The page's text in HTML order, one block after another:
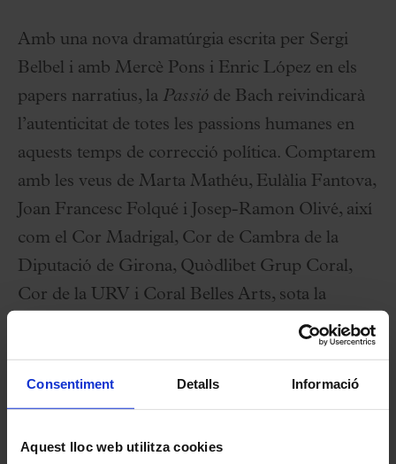
Consentiment Detalls Informació
Aquest lloc web utilitza cookies
Amb una nova dramatúrgia escrita per Sergi
Belbel i amb Mercè Pons i Enric López en els
papers narratius, la Passió de Bach reivindicarà
l’autenticitat de totes les passions humanes en
aquests temps de correcció política. Comptarem
amb les veus de Marta Mathéu, Eulàlia Fantova,
Joan Francesc Folqué i Josep-Ramon Olivé, així
com el Cor Madrigal, Cor de Cambra de la
Diputació de Girona, Quòdlibet Grup Coral,
Cor de la URV i Coral Belles Arts, sota la
direcció de Xavier Puig, que tornarà a posar-se
al capdavant d’aquesta producció de l’Orquestra
Simfònica del Vallès.
considerada una de les grans obres mestres de la